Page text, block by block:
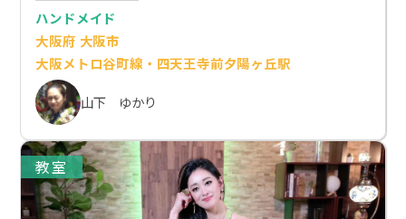
ハンドメイド
大阪府 大阪市
大阪メトロ谷町線・四天王寺前夕陽ヶ丘駅
山下 ゆかり
教室